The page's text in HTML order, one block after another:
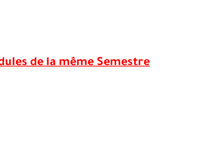
de la même Semestre